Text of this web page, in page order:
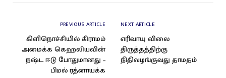
PREVIOUS ARTICLE
கிளிநொச்சியில் கிராமம்
அமைக்க கெஹலியவின்
நஷ்ட ஈடு போதுமானது –
பிமல் ரத்னாயக்க‌
NEXT ARTICLE
எரிவாயு விலை
திருத்தத்திற்கு
நிதிவழங்குவது தாமதம்